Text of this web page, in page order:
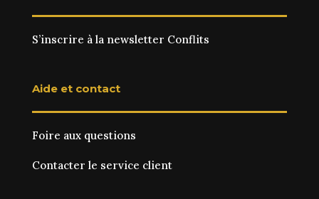
S’inscrire à la newsletter Conflits
Aide et contact
Foire aux questions
Contacter le service client